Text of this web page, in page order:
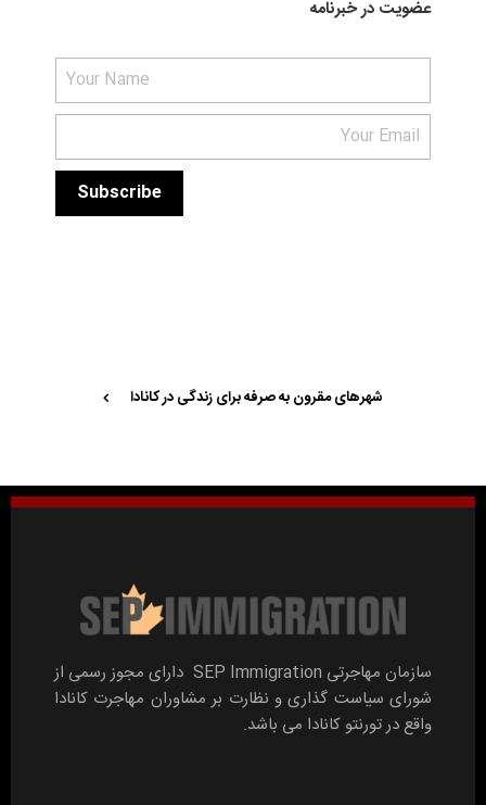
عضویت در خبرنامه
شهر‌های مقرون به صرفه برای زندگی در کانادا
سازمان مهاجرتی SEP Immigration دارای مجوز رسمی از
شورای سیاست گذاری و نظارت بر مشاوران مهاجرت کانادا
واقع در تورنتو کانادا می باشد.